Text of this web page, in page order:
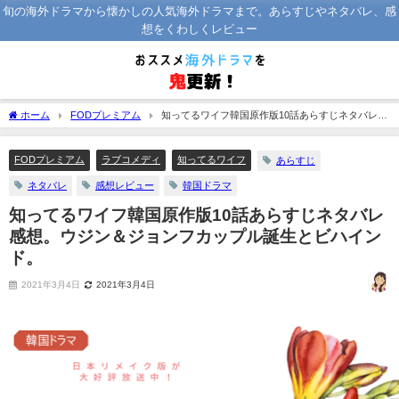
旬の海外ドラマから懐かしの人気海外ドラマまで。あらすじやネタバレ、感
想をくわしくレビュー
ホーム FODプレミアム
知ってるワイフ韓国原作版10話あらすじネタバレ感
想。ウジン＆ジョンフカップル誕生とビハインド。
FODプレミアム ラブコメディ 知ってるワイフ あらすじ
ネタバレ 感想レビュー 韓国ドラマ
知ってるワイフ韓国原作版10話あらすじネタバレ
感想。ウジン＆ジョンフカップル誕生とビハイン
ド。
2021年3月4日 2021年3月4日